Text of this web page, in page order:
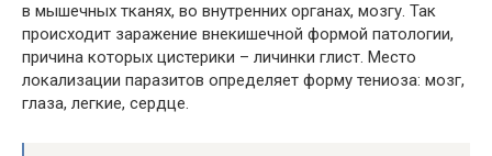
в мышечных тканях, во внутренних органах, мозгу. Так
происходит заражение внекишечной формой патологии,
причина которых цистерики – личинки глист. Место
локализации паразитов определяет форму тениоза: мозг,
глаза, легкие, сердце.